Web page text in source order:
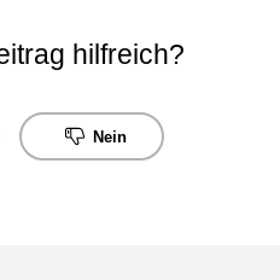
hilfreich?
Nein